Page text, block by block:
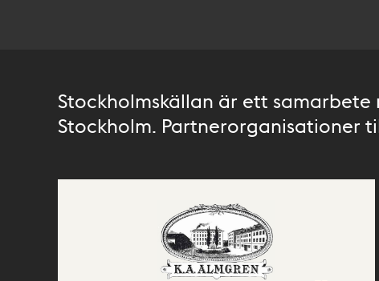
Stockholmskällan är ett
Stockholm. Partnerorganisationer